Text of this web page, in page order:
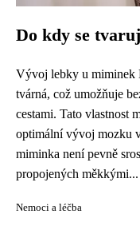
Do kdy se
Vývoj lebky u miminek
tvárná, což umožňuje
cestami. Tato vlastnost
optimální vývoj mozku
miminka není pevně
propojených měkkými...
Nemoci a léčba